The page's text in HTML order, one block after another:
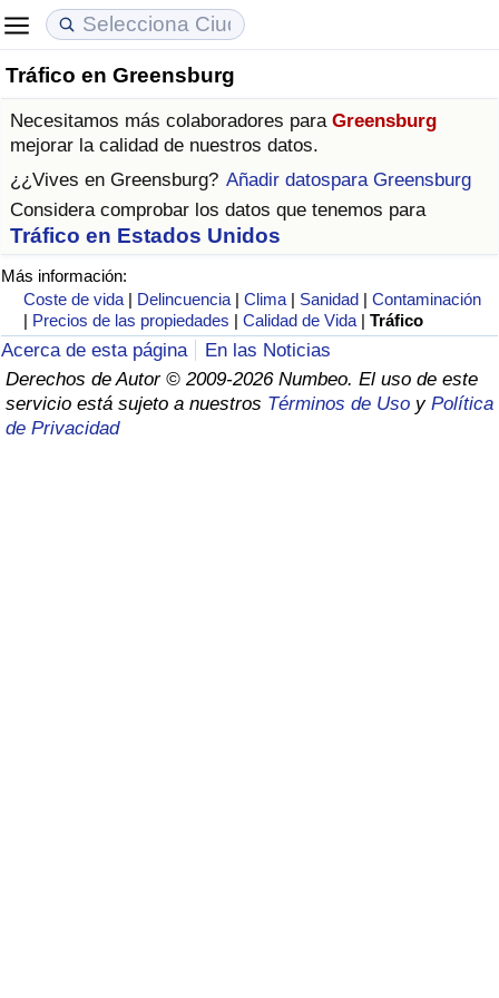
Tráfico en Greensburg
Necesitamos más colaboradores para Greensburg
mejorar la calidad de nuestros datos.
¿¿Vives en Greensburg? Añadir datospara Greensburg
Considera comprobar los datos que tenemos para
Tráfico en Estados Unidos
Más información:
Coste de vida | Delincuencia |Clima | Sanidad |Contaminación
| Precios de las propiedades |Calidad de Vida |Tráfico
Acerca de esta página
En las Noticias
Derechos de Autor © 2009-2026 Numbeo. El uso de este
servicio está sujeto a nuestros Términos de Uso y Política
de Privacidad
Coste de vida
Índice de Costo de Vida (Actual)
Índice de Costo de Vida
Índice de costo de vida por país
en aqaba
Precios de las propiedades
Índice de Precios de Inmuebles (Actual)
Índice de Precios de Inmuebles
Índice de Precios de Inmuebles por País
Calidad de Vida
Índice de Calidad de Vida
Índice de Calidad de Vida (Actual)
Índice de calidad de vida por país
Delincuencia
Calificación del Índice de Criminalidad
(Actual)